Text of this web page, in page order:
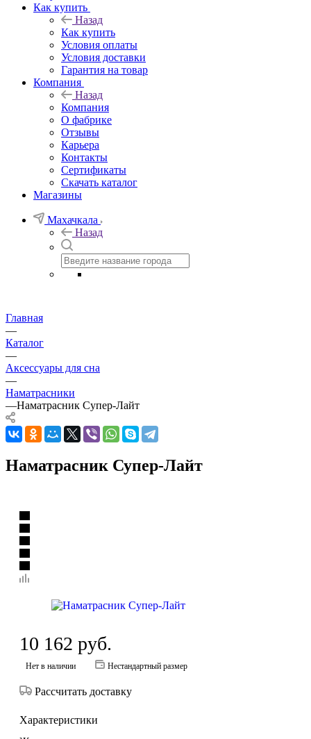
Как купить
Назад
Как купить
Условия оплаты
Условия доставки
Гарантия на товар
Компания
Назад
Компания
О фабрике
Отзывы
Карьера
Контакты
Сертификаты
Скачать каталог
Магазины
Махачкала
Назад
Главная
—
Каталог
—
Аксессуары для сна
—
Наматрасники
—Наматрасник Супер-Лайт
Наматрасник Супер-Лайт
10 162 руб.
Нет в наличии Нестандартный размер
Рассчитать доставку
Характеристики